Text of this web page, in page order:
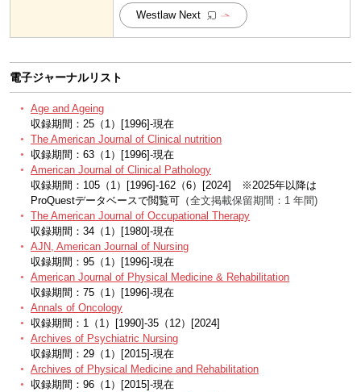
Westlaw Next
電子ジャーナルリスト
Age and Ageing
収録期間：25（1）[1996]-現在
The American Journal of Clinical nutrition
収録期間：63（1）[1996]-現在
American Journal of Clinical Pathology
収録期間：105（1）[1996]-162（6）[2024] ※2025年以降は
ProQuestデータベースで閲覧可（全文掲載保留期間：1 年間)
The American Journal of Occupational Therapy
収録期間：34（1）[1980]-現在
AJN, American Journal of Nursing
収録期間：95（1）[1996]-現在
American Journal of Physical Medicine & Rehabilitation
収録期間：75（1）[1996]-現在
Annals of Oncology
収録期間：1（1）[1990]-35（12）[2024]
Archives of Psychiatric Nursing
収録期間：29（1）[2015]-現在
Archives of Physical Medicine and Rehabilitation
収録期間：96（1）[2015]-現在